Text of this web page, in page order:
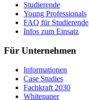
Studierende
Young Professionals
FAQ für Studierende
Infos zum Einsatz
Für Unternehmen
Informationen
Case Studies
Fachkraft 2030
Whitepaper